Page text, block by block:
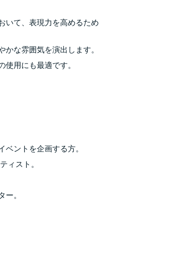
いて、表現力を高めるため
な雰囲気を演出します。
使用にも最適です。
ベントを企画する方。
ィスト。
ー。